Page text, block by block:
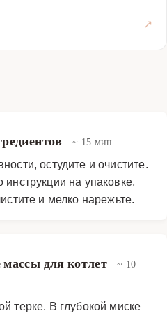
~ 15 мин
остудите и очистите.
инструкции на упаковке,
и мелко нарежьте.
для котлет
~ 10
терке. В глубокой миске